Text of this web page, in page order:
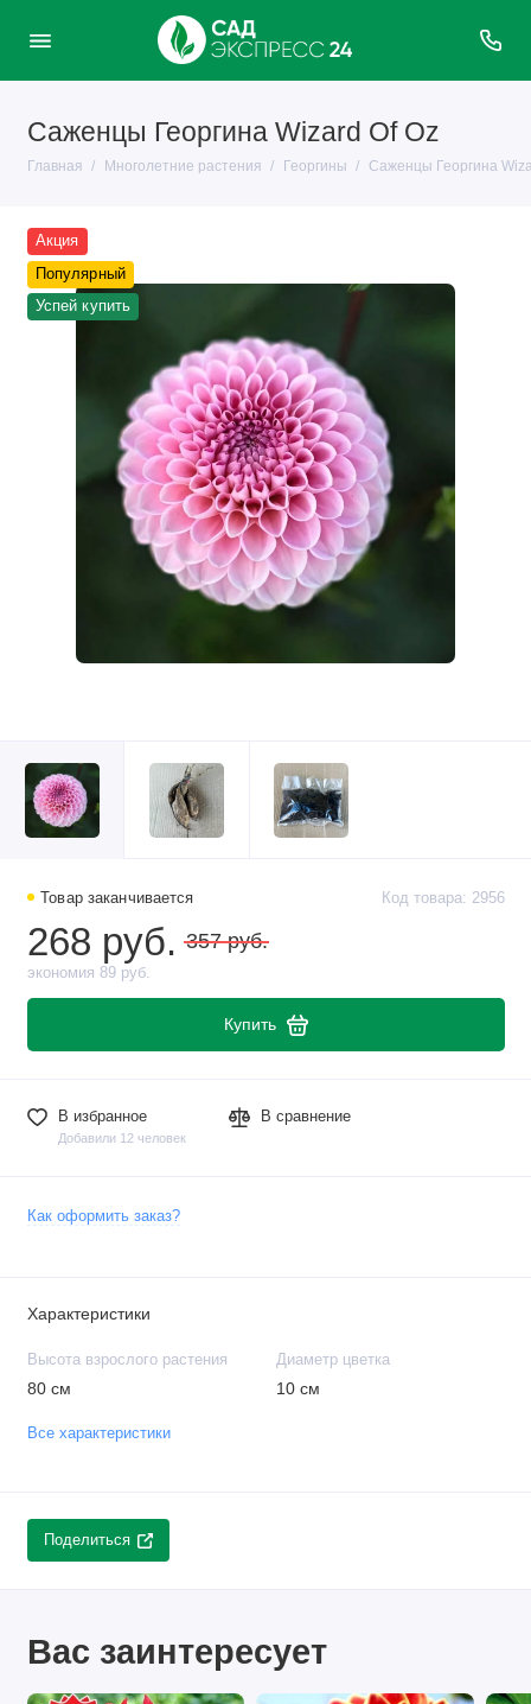
Саженцы Георгина Wizard Of Oz
Главная Многолетние растения Георгины Саженцы Георгина
Акция
Популярный
Успей купить
Товар заканчивается Код товара: 2956
268 руб. 357 руб.
экономия 89 руб.
Купить
В избранное
Добавили 12 человек
В сравнение
Как оформить заказ?
Характеристики
Высота взрослого растения
80 см
Диаметр цветка
10 см
Все характеристики
Поделиться
Вас заинтересует